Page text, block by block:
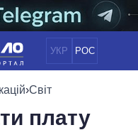
УКР РОС
›Світ
плату